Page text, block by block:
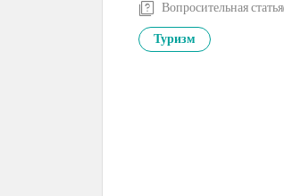
Вопросительная статья
Туризм